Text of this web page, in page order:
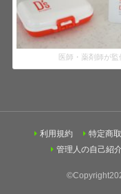
医師・薬剤師が
利用規約 特定商
管理人の自己紹